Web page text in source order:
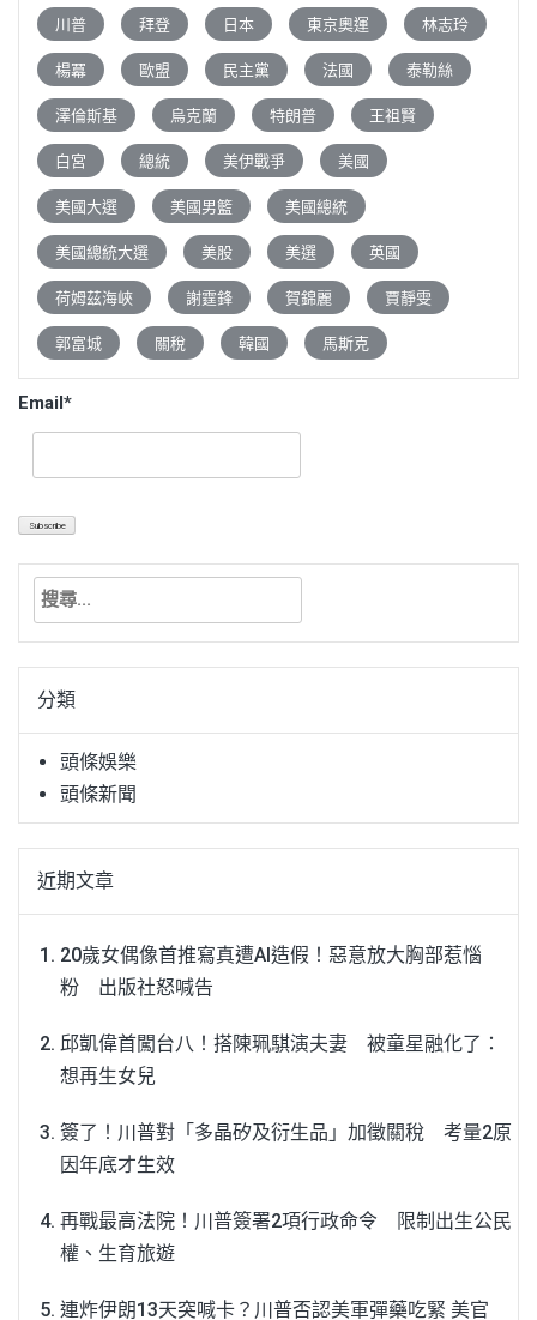
川普 拜登 日本 東京奧運 林志玲
楊冪 歐盟 民主黨 法國 泰勒絲
澤倫斯基 烏克蘭 特朗普 王祖賢
白宮 總統 美伊戰爭 美國
美國大選 美國男籃 美國總統
美國總統大選 美股 美選 英國
荷姆茲海峽 謝霆鋒 賀錦麗 賈靜雯
郭富城 關稅 韓國 馬斯克
Email*
搜
關
字:分類
頭條娛樂
頭條新聞
近期文章
20歲女偶像首推寫真遭AI造假！惡意放大胸部惹惱
粉 出版社怒喊告
邱凱偉首闖台八！搭陳珮騏演夫妻 被童星融化了：
想再生女兒
簽了！川普對「多晶矽及衍生品」加徵關稅 考量2原
因年底才生效
再戰最高法院！川普簽署2項行政命令 限制出生公民
權、生育旅遊
連炸伊朗13天突喊卡？川普否認美軍彈藥吃緊 美官